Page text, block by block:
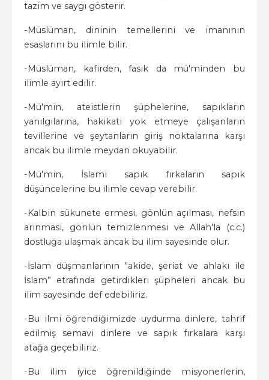
tazim ve saygı gösterir.
-Müslüman, dininin temellerini ve imanının
esaslarını bu ilimle bilir.
-Müslüman, kafirden, fasık da mü'minden bu
ilimle ayırt edilir.
-Mü'min, ateistlerin şüphelerine, sapıkların
yanılgılarına, hakikati yok etmeye çalışanların
tevillerine ve şeytanların giriş noktalarına karşı
ancak bu ilimle meydan okuyabilir.
-Mü'min, İslami sapık fırkaların sapık
düşüncelerine bu ilimle cevap verebilir.
-Kalbin sükunete ermesi, gönlün açılması, nefsin
arınması, gönlün temizlenmesi ve Allah'la (c.c.)
dostluğa ulaşmak ancak bu ilim sayesinde olur.
-İslam düşmanlarının "akide, şeriat ve ahlakı ile
İslam” etrafında getirdikleri şüpheleri ancak bu
ilim sayesinde def edebiliriz.
-Bu ilmi öğrendiğimizde uydurma dinlere, tahrif
edilmiş semavi dinlere ve sapık fırkalara karşı
atağa geçebiliriz.
-Bu ilim iyice öğrenildiğinde misyonerlerin,